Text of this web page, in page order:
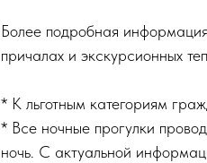
Более подробная
причалах и экскурсионных
* К льготным категориям
* Все ночные прогулки
ночь. С актуальной